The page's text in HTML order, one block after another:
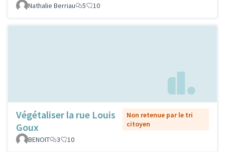
Nathalie Berriau
5 10
Végétaliser la rue Louis
Goux
Non retenue par le tri
citoyen
BENOIT
3 10